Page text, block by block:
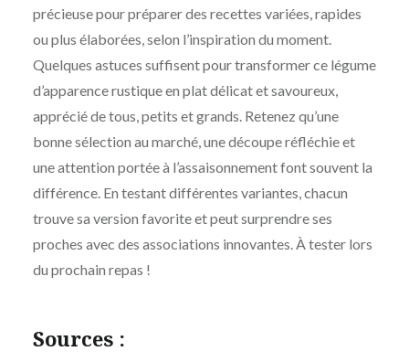
précieuse pour préparer des recettes variées, rapides
ou plus élaborées, selon l’inspiration du moment.
Quelques astuces suffisent pour transformer ce légume
d’apparence rustique en plat délicat et savoureux,
apprécié de tous, petits et grands. Retenez qu’une
bonne sélection au marché, une découpe réfléchie et
une attention portée à l’assaisonnement font souvent la
différence. En testant différentes variantes, chacun
trouve sa version favorite et peut surprendre ses
proches avec des associations innovantes. À tester lors
du prochain repas !
Sources :